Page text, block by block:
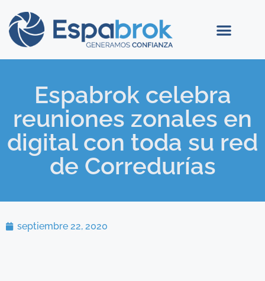
Espabrok celebra
reuniones zonales en
digital con toda su red
de Corredurías
septiembre 22, 2020